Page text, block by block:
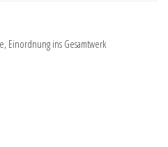
Einordnung ins Gesamtwerk